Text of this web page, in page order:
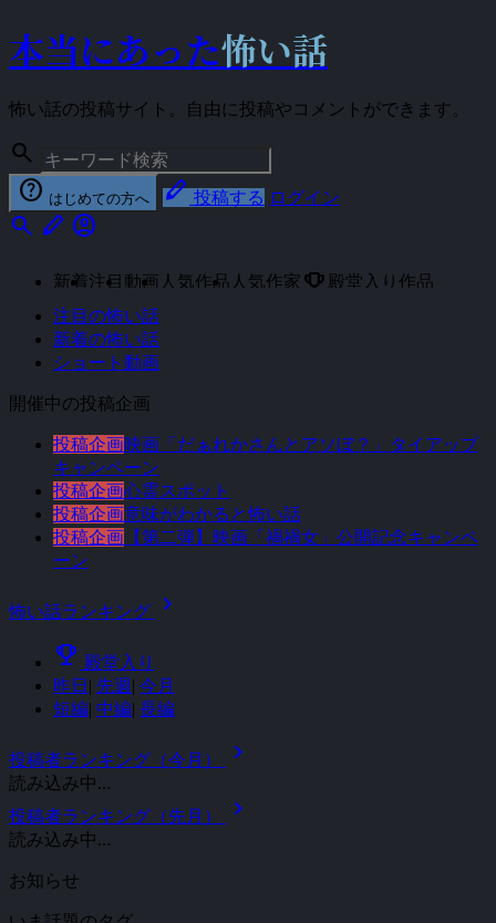
本当にあった怖い話
怖い話の投稿サイト。自由に投稿やコメントができます。
search
help はじめての方へ stylus 投稿する ログイン
search stylus account_circle
新着 注目 動画 人気作品 人気作家 emoji_events 殿堂入り作品
注目の怖い話
新着の怖い話
ショート動画
開催中の投稿企画
投稿企画映画「だぁれかさんとアソぼ？」タイアップ
キャンペーン
投稿企画心霊スポット
投稿企画意味がわかると怖い話
投稿企画 【第二弾】映画「禍禍女」公開記念キャンペ
ーン
怖い話ランキング
chevron_right
emoji_events 殿堂入り
昨日 | 先週 | 今月
短編| 中編| 長編
投稿者ランキング（今月） chevron_right
読み込み中...
投稿者ランキング（先月）
chevron_right
読み込み中...
お知らせ